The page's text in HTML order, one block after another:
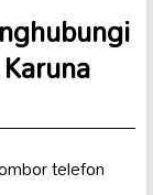
telefon